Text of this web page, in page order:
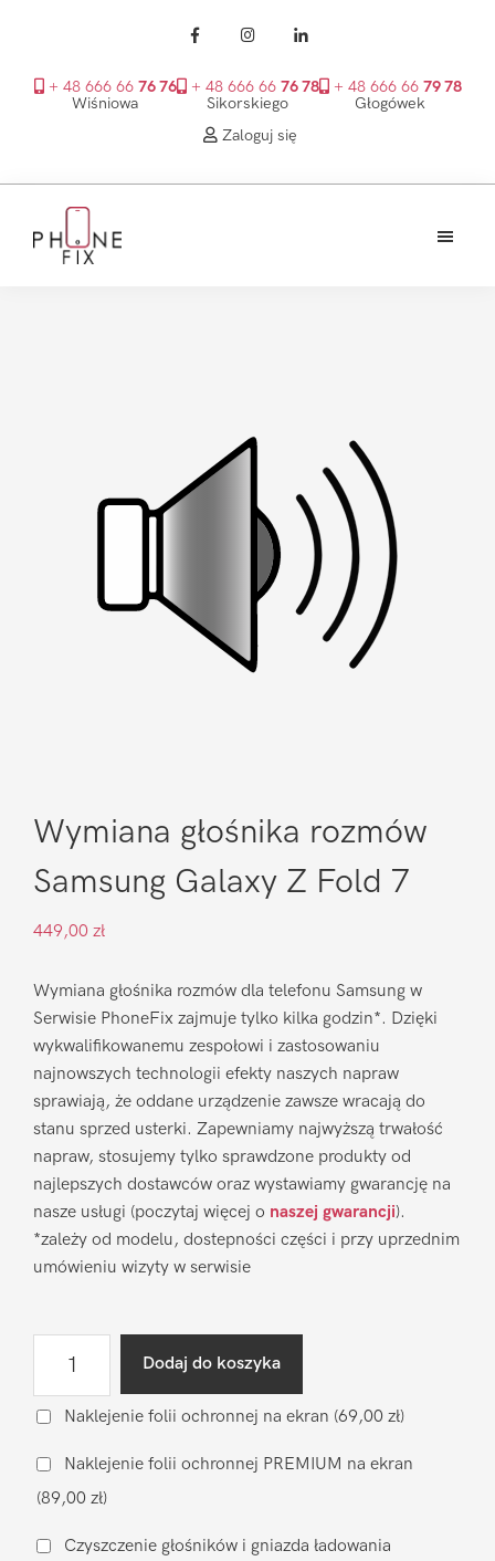
+ 48 666 66 76 76
Wiśniowa
+ 48 666 66 76 78
Sikorskiego
+ 48 666 66 79 78
Głogówek
Zaloguj się
głównego
Wymiana głośnika rozmów
Samsung Galaxy Z Fold 7
449,00 zł
Wymiana głośnika rozmów dla telefonu Samsung w
Serwisie PhoneFix zajmuje tylko kilka godzin*. Dzięki
wykwalifikowanemu zespołowi i zastosowaniu
najnowszych technologii efekty naszych napraw
sprawiają, że oddane urządzenie zawsze wracają do
stanu sprzed usterki. Zapewniamy najwyższą trwałość
napraw, stosujemy tylko sprawdzone produkty od
najlepszych dostawców oraz wystawiamy gwarancję na
nasze usługi (poczytaj więcej o naszej gwarancji).
*zależy od modelu, dostepności części i przy uprzednim
umówieniu wizyty w serwisie
głośnika
Samsung
Galaxy
Z
Dodaj do koszyka
Naklejenie folii ochronnej na ekran (69,00 zł)
Naklejenie folii ochronnej PREMIUM na ekran
(89,00 zł)
Czyszczenie głośników i gniazda ładowania